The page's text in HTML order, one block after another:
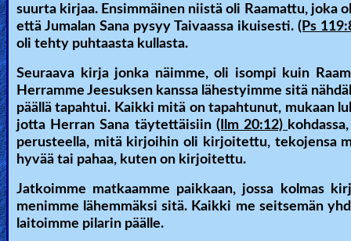
Bible/Study
Jesus
Warfare
Revelations
suurta kirjaa. Ensimmäinen niistä oli Raamattu, joka
että Jumalan Sana pysyy Taivaassa ikuisesti. (Ps
oli tehty puhtaasta kullasta.
Seuraava kirja jonka näimme, oli isompi kuin
Herramme Jeesuksen kanssa lähestyimme sitä
päällä tapahtui. Kaikki mitä on tapahtunut, mukaan
jotta Herran Sana täytettäisiin (Ilm 20:12)
perusteella, mitä kirjoihin oli kirjoitettu, tekojensa
hyvää tai pahaa, kuten on kirjoitettu.
Jatkoimme matkaamme paikkaan, jossa kolmas
menimme lähemmäksi sitä. Kaikki me seitsemän
laitoimme pilarin päälle.